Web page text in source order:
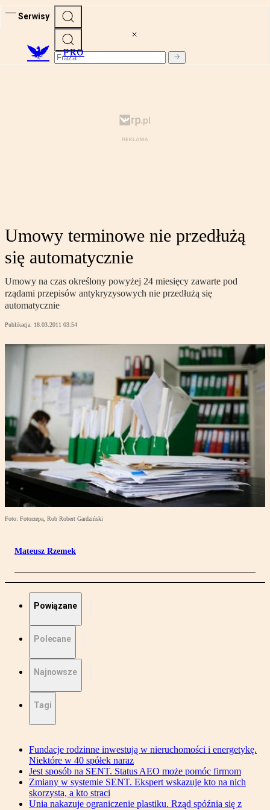
Serwisy
PRO
Umowy terminowe nie przedłużą
się automatycznie
Umowy na czas określony powyżej 24 miesięcy zawarte pod
rządami przepisów antykryzysowych nie przedłużą się
automatycznie
Publikacja: 18.03.2011 03:54
Foto: Fotorzepa, Rob Robert Gardziński
Mateusz Rzemek
Powiązane
Polecane
Najnowsze
Tagi
Fundacje rodzinne inwestują w nieruchomości i energetykę.
Niektóre w 40 spółek naraz
Jest sposób na SENT. Status AEO może pomóc firmom
Zmiany w systemie SENT. Ekspert wskazuje kto na nich
skorzysta, a kto straci
Unia nakazuje ograniczenie plastiku. Rząd spóźnia się z